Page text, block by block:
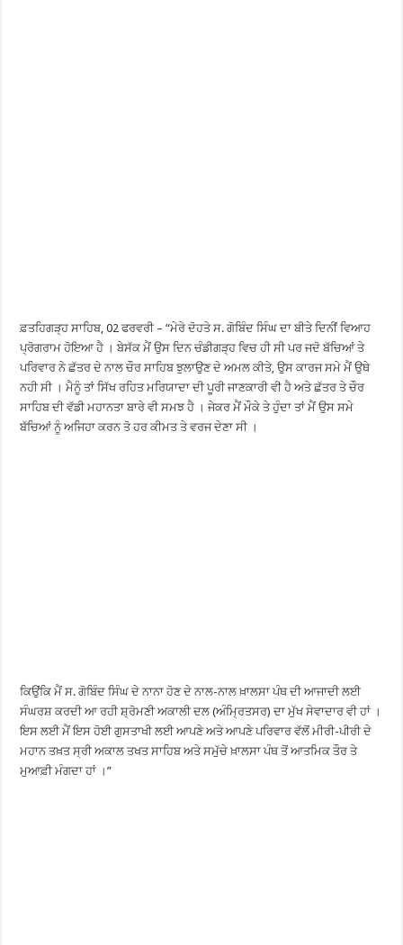
ਫ਼ਤਹਿਗੜ੍ਹ ਸਾਹਿਬ, 02 ਫਰਵਰੀ – “ਮੇਰੇ ਦੋਹਤੇ ਸ. ਗੋਬਿੰਦ ਸਿੰਘ ਦਾ ਬੀਤੇ ਦਿਨੀਂ ਵਿਆਹ
ਪ੍ਰੋਗਰਾਮ ਹੋਇਆ ਹੈ । ਬੇਸੱਕ ਮੈਂ ਉਸ ਦਿਨ ਚੰਡੀਗੜ੍ਹ ਵਿਚ ਹੀ ਸੀ ਪਰ ਜਦੋ ਬੱਚਿਆਂ ਤੇ
ਪਰਿਵਾਰ ਨੇ ਛੱਤਰ ਦੇ ਨਾਲ ਚੌਰ ਸਾਹਿਬ ਝੁਲਾਉਣ ਦੇ ਅਮਲ ਕੀਤੇ, ਉਸ ਕਾਰਜ ਸਮੇ ਮੈਂ ਉਥੇ
ਨਹੀ ਸੀ । ਮੈਨੂੰ ਤਾਂ ਸਿੱਖ ਰਹਿਤ ਮਰਿਯਾਦਾ ਦੀ ਪੂਰੀ ਜਾਣਕਾਰੀ ਵੀ ਹੈ ਅਤੇ ਛੱਤਰ ਤੇ ਚੌਰ
ਸਾਹਿਬ ਦੀ ਵੱਡੀ ਮਹਾਨਤਾ ਬਾਰੇ ਵੀ ਸਮਝ ਹੈ । ਜੇਕਰ ਮੈਂ ਮੌਕੇ ਤੇ ਹੁੰਦਾ ਤਾਂ ਮੈਂ ਉਸ ਸਮੇ
ਬੱਚਿਆਂ ਨੂੰ ਅਜਿਹਾ ਕਰਨ ਤੋ ਹਰ ਕੀਮਤ ਤੇ ਵਰਜ ਦੇਣਾ ਸੀ ।
ਕਿਉਂਕਿ ਮੈਂ ਸ. ਗੋਬਿੰਦ ਸਿੰਘ ਦੇ ਨਾਨਾ ਹੋਣ ਦੇ ਨਾਲ-ਨਾਲ ਖ਼ਾਲਸਾ ਪੰਥ ਦੀ ਆਜਾਦੀ ਲਈ
ਸੰਘਰਸ਼ ਕਰਦੀ ਆ ਰਹੀ ਸ਼੍ਰੋਮਣੀ ਅਕਾਲੀ ਦਲ (ਅੰਮ੍ਰਿਤਸਰ) ਦਾ ਮੁੱਖ ਸੇਵਾਦਾਰ ਵੀ ਹਾਂ ।
ਇਸ ਲਈ ਮੈਂ ਇਸ ਹੋਈ ਗੁਸਤਾਖੀ ਲਈ ਆਪਣੇ ਅਤੇ ਆਪਣੇ ਪਰਿਵਾਰ ਵੱਲੋਂ ਮੀਰੀ-ਪੀਰੀ ਦੇ
ਮਹਾਨ ਤਖ਼ਤ ਸ੍ਰੀ ਅਕਾਲ ਤਖਤ ਸਾਹਿਬ ਅਤੇ ਸਮੁੱਚੇ ਖ਼ਾਲਸਾ ਪੰਥ ਤੋਂ ਆਤਮਿਕ ਤੌਰ ਤੇ
ਮੁਆਫ਼ੀ ਮੰਗਦਾ ਹਾਂ ।”